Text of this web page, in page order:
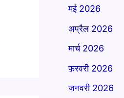
मई 2026
अप्रैल 2026
मार्च 2026
फ़रवरी 2026
जनवरी 2026